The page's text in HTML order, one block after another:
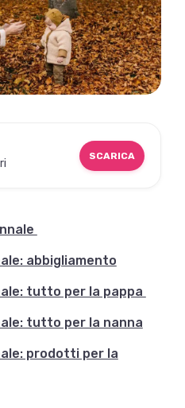
SCARICA
abbigliamento
tutto per la pappa
tutto per la nanna
prodotti per la